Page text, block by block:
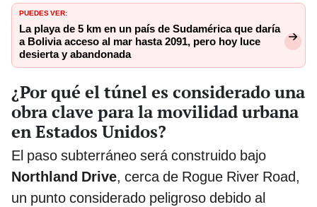
PUEDES VER:
La playa de 5 km en un país de Sudamérica que daría
a Bolivia acceso al mar hasta 2091, pero hoy luce
desierta y abandonada
¿Por qué el túnel es considerado una
obra clave para la movilidad urbana
en Estados Unidos?
El paso subterráneo será construido bajo
Northland Drive, cerca de Rogue River Road,
un punto considerado peligroso debido al